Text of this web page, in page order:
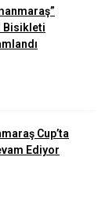
Bisikleti
Cup’ta
Ediyor